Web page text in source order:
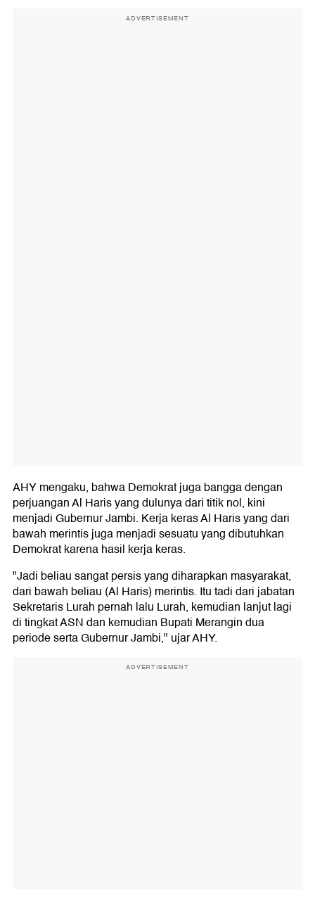
ADVERTISEMENT
AHY mengaku, bahwa Demokrat juga bangga dengan
perjuangan Al Haris yang dulunya dari titik nol, kini
menjadi Gubernur Jambi. Kerja keras Al Haris yang dari
bawah merintis juga menjadi sesuatu yang dibutuhkan
Demokrat karena hasil kerja keras.
"Jadi beliau sangat persis yang diharapkan masyarakat,
dari bawah beliau (Al Haris) merintis. Itu tadi dari jabatan
Sekretaris Lurah pernah lalu Lurah, kemudian lanjut lagi
di tingkat ASN dan kemudian Bupati Merangin dua
periode serta Gubernur Jambi," ujar AHY.
ADVERTISEMENT